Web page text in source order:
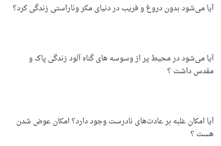
آیا می‌شود بدون دروغ و فریب در دنیای مکر وناراستی زندگی کرد؟
آیا می‌شود در محیط پر از وسوسه های گناه آلود زندگی پاک و
مقدس داشت ؟
آیا امکان غلبه بر عا‌د‌ت‌های نادرست وجود دارد؟ امکان عوض شدن
هست ؟